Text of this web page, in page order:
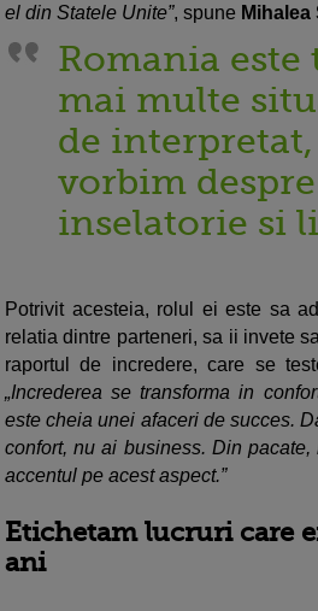
el din Statele Unite”, spune Mihalea
Romania este
mai multe
de
vorbim
inselatorie si
Potrivit acesteia, rolul ei este sa
relatia dintre parteneri, sa ii invete
raportul de incredere, care se
„Increderea se transforma in
este cheia unei afaceri de succes.
confort, nu ai business. Din
accentul pe acest aspect.”
Etichetam lucruri care
ani